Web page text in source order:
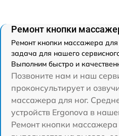
Ремонт кнопки
Ремонт кнопки массажера
задача для нашего
Выполним быстро и
Позвоните нам и наш
проконсультирует и
массажера для ног.
устройств Ergonova в
Ремонт кнопки массажера